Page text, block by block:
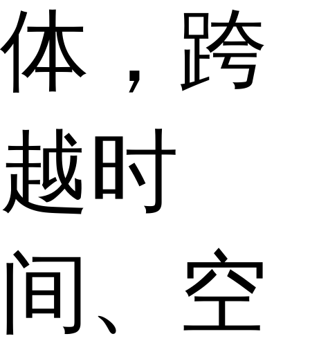
体，跨
越时
间、空